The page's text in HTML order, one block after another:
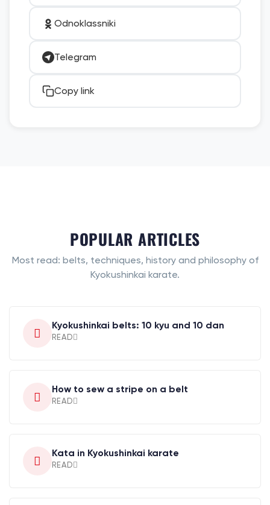
Odnoklassniki
Telegram
Copy link
POPULAR ARTICLES
Most read: belts, techniques, history and philosophy of
Kyokushinkai karate.
Kyokushinkai belts: 10 kyu and 10 dan
READ
How to sew a stripe on a belt
READ
Kata in Kyokushinkai karate
READ